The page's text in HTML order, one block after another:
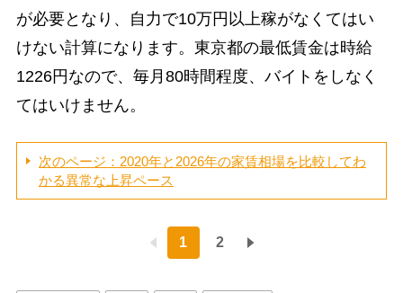
が必要となり、自力で10万円以上稼がなくてはい
けない計算になります。東京都の最低賃金は時給
1226円なので、毎月80時間程度、バイトをしなく
てはいけません。
次のページ：2020年と2026年の家賃相場を比較してわ
かる異常な上昇ペース
1 2